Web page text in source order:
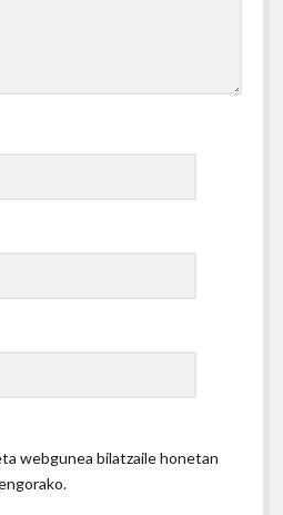
webgunea bilatzaile honetan